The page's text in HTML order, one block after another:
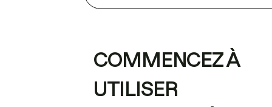
COMMENCEZ À
UTILISER